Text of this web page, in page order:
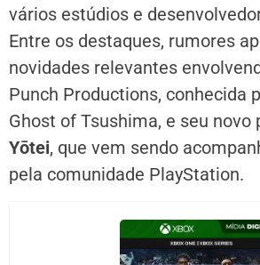
vários estúdios e
Entre os destaques, rumores
novidades relevantes
Punch Productions, conhecida
Ghost of Tsushima, e seu novo
Yōtei, que vem sendo
pela comunidade PlayStation.